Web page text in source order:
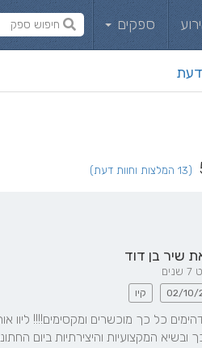
ספקים
דעת
(13 המלצות וחוות דעת)
שיר בן דוד
02/10/ קיו